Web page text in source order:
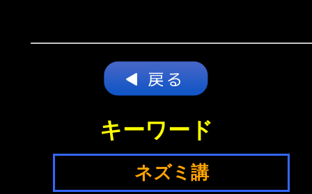
キーワード
ネズミ講